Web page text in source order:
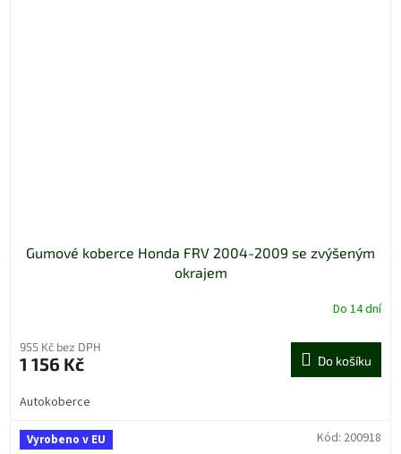
Gumové koberce Honda FRV 2004-2009 se zvýšeným
okrajem
Do 14 dní
955 Kč bez DPH
1 156 Kč Do košíku
Autokoberce
Vyrobeno v EU Kód: 200918